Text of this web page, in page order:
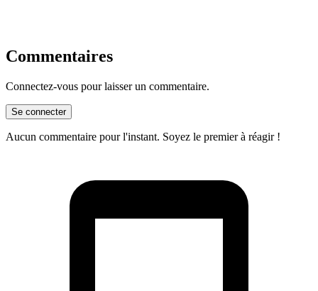
Commentaires
Connectez-vous pour laisser un commentaire.
Se connecter
Aucun commentaire pour l'instant. Soyez le premier à réagir !